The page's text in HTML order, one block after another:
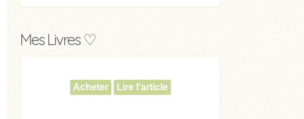
Mes Livres ♡